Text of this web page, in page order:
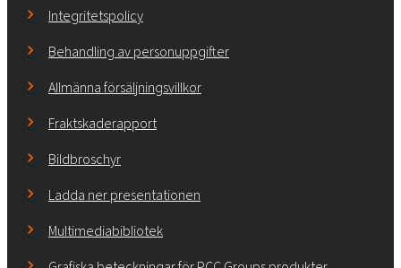
Integritetspolicy
Behandling av personuppgifter
Allmänna försäljningsvillkor
Fraktskaderapport
Bildbroschyr
Ladda ner presentationen
Multimediabibliotek